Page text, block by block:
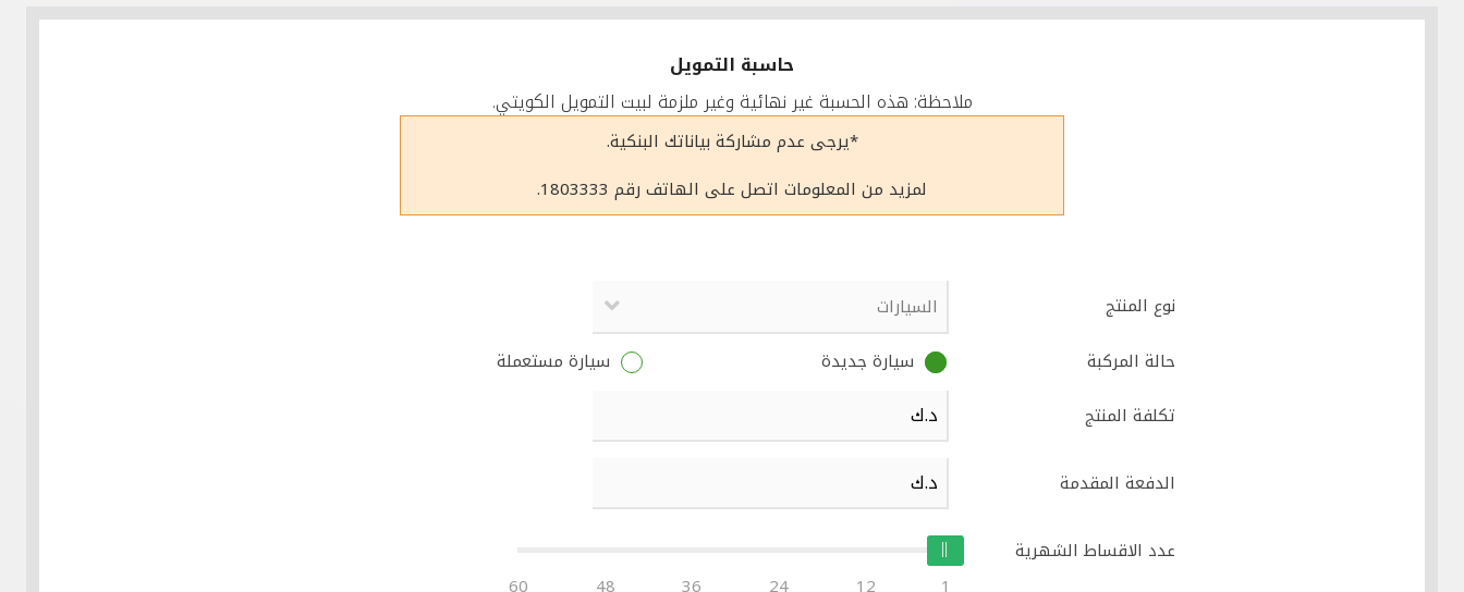
حاسبة التمويل
ملاحظة: هذه الحسبة غير نهائية وغير ملزمة لبيت التمويل الكويتي.
*يرجى عدم مشاركة بياناتك البنكية.
لمزيد من المعلومات اتصل على الهاتف رقم 1803333.
نوع المنتج
حالة المركبة
سيارة جديدة
سيارة مستعملة
تكلفة المنتج
الدفعة المقدمة
عدد الاقساط الشهرية